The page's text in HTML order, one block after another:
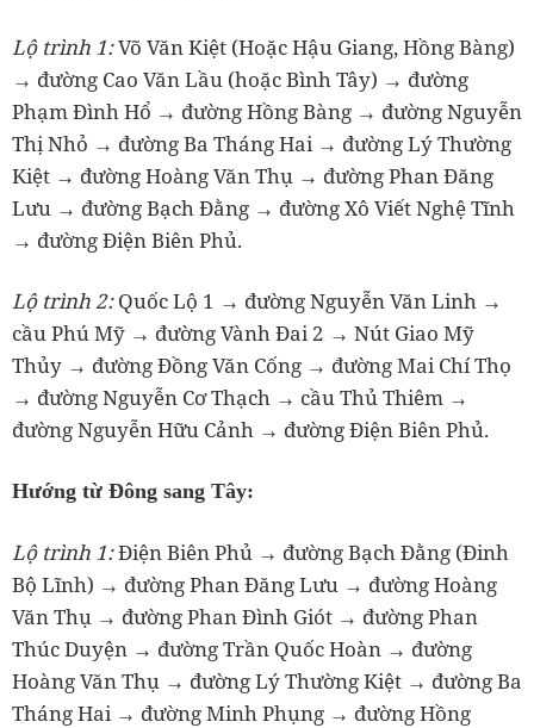
Lộ trình 1:Võ Văn Kiệt (Hoặc Hậu Giang, Hồng Bàng)
→ đường Cao Văn Lầu (hoặc Bình Tây) → đường
Phạm Đình Hổ → đường Hồng Bàng → đường Nguyễn
Thị Nhỏ → đường Ba Tháng Hai → đường Lý Thường
Kiệt → đường Hoàng Văn Thụ → đường Phan Đăng
Lưu → đường Bạch Đằng → đường Xô Viết Nghệ Tĩnh
→ đường Điện Biên Phủ.
Lộ trình 2:Quốc Lộ 1 → đường Nguyễn Văn Linh →
cầu Phú Mỹ → đường Vành Đai 2 → Nút Giao Mỹ
Thủy → đường Đồng Văn Cống → đường Mai Chí Thọ
→ đường Nguyễn Cơ Thạch → cầu Thủ Thiêm →
đường Nguyễn Hữu Cảnh → đường Điện Biên Phủ.
Hướng từ Đông sang Tây:
Lộ trình 1:Điện Biên Phủ → đường Bạch Đằng (Đinh
Bộ Lĩnh) → đường Phan Đăng Lưu → đường Hoàng
Văn Thụ → đường Phan Đình Giót → đường Phan
Thúc Duyện → đường Trần Quốc Hoàn → đường
Hoàng Văn Thụ → đường Lý Thường Kiệt → đường Ba
Tháng Hai → đường Minh Phụng → đường Hồng